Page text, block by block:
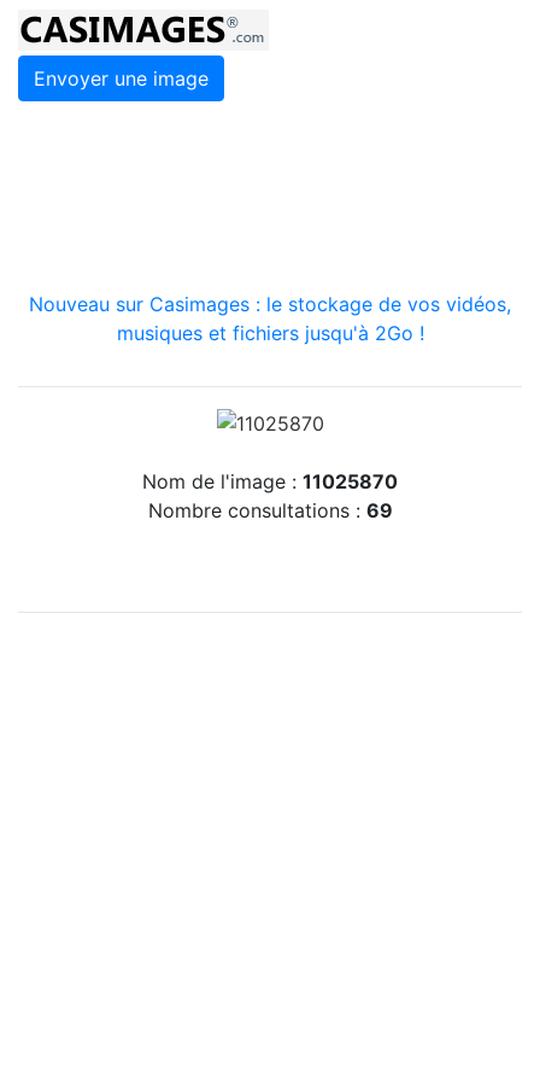
Envoyer une image
Nouveau sur Casimages : le stockage de vos vidéos,
musiques et fichiers jusqu'à 2Go !
Nom de l'image : 11025870
Nombre consultations : 69